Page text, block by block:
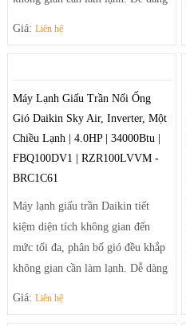
giúp điều tiết luồng gió ra khỏi
máy theo luồng tối ưu và trải rộng
để khí mát có thể đến tận những
góc phòng xa nhất.
Giá:Liên hệ
Máy Lạnh Giấu Trần Nối Ống
Gió Daikin Sky Air, Inverter, Một
Chiều Lạnh | 4.0HP | 34000Btu |
FBQ100DV1 | RZR100LVVM -
BRC1C61
Máy lạnh giấu trần Daikin tiết
kiệm diện tích không gian đến
mức tối đa, phân bố gió đều khắp
không gian cần làm lạnh. Dễ dàng
Giá:Liên hệ